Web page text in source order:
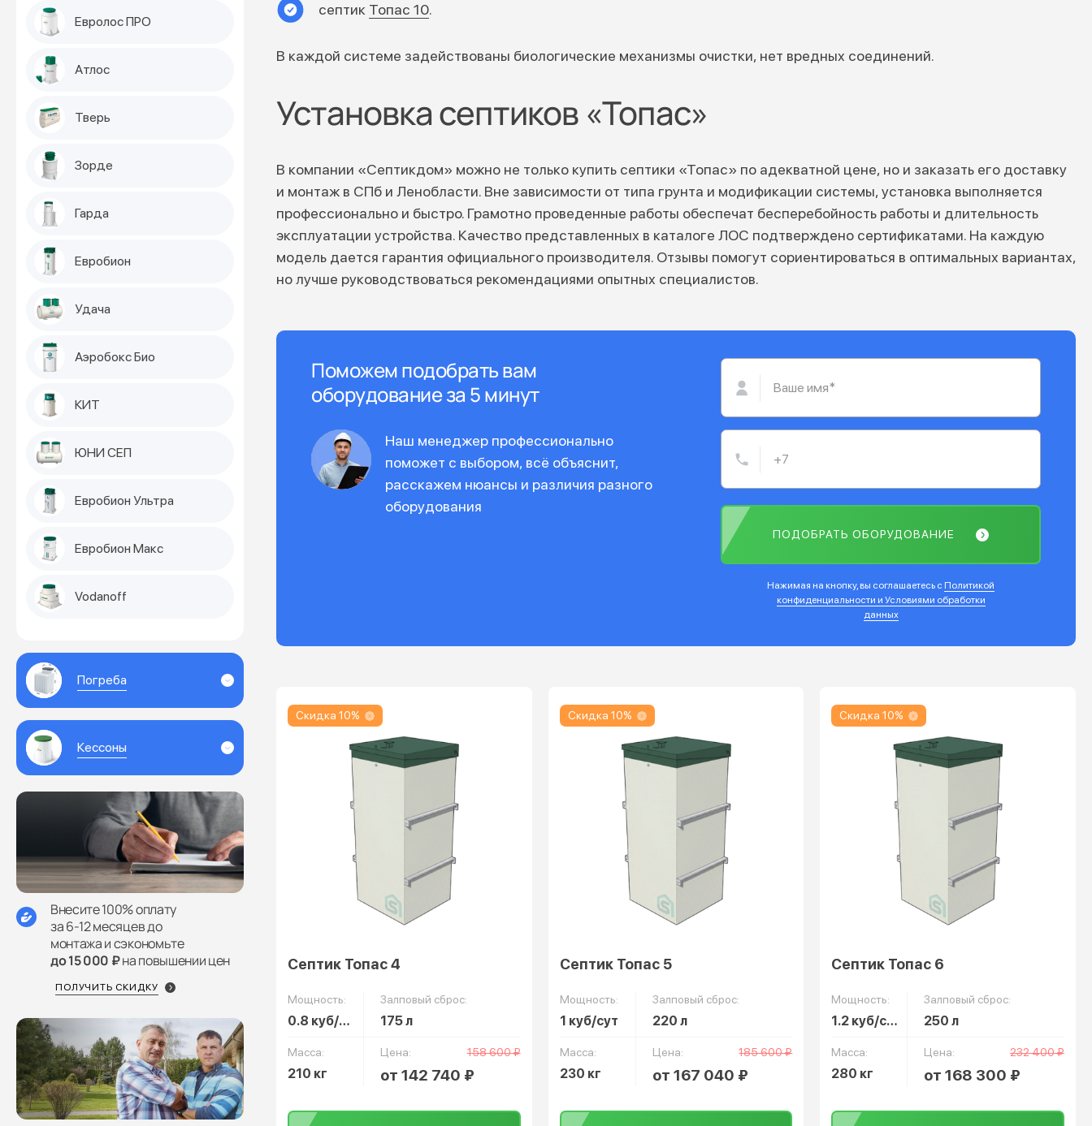
Евролос ПРО
Атлос
Тверь
Зорде
Гарда
Евробион
Удача
Аэробокс Био
КИТ
ЮНИ СЕП
Евробион Ультра
Евробион Макс
Vodanoff
Погреба
Кессоны
Внесите 100% оплату
за 6-12 месяцев до
монтажа и сэкономьте
до 15 000 ₽на повышении цен
ПОЛУЧИТЬ СКИДКУ
септик Топас 10.
В каждой системе задействованы биологические механизмы очистки, нет вредных соединений.
Установка септиков «Топас»
В компании «Септикдом» можно не только купить септики «Топас» по адекватной цене, но и заказать его доставку
и монтаж в СПб и Ленобласти. Вне зависимости от типа грунта и модификации системы, установка выполняется
профессионально и быстро. Грамотно проведенные работы обеспечат бесперебойность работы и длительность
эксплуатации устройства. Качество представленных в каталоге ЛОС подтверждено сертификатами. На каждую
модель дается гарантия официального производителя. Отзывы помогут сориентироваться в оптимальных вариантах,
но лучше руководствоваться рекомендациями опытных специалистов.
Поможем подобрать вам
оборудование за 5 минут
Наш менеджер профессионально
поможет с выбором, всё объяснит,
расскажем нюансы и различия разного
оборудования
ПОДОБРАТЬ ОБОРУДОВАНИЕ
Нажимая на кнопку, вы соглашаетесь с Политикой
конфиденциальности и Условиями обработки
данных
Скидка 10%
Септик Топас 4
Мощность:
0.8 куб/сут
Залповый сброс:
175 л
Масса:
210 кг
158 600 ₽
Цена:
от 142 740 ₽
Скидка 10%
Септик Топас 5
Мощность:
1 куб/сут
Залповый сброс:
220 л
Масса:
230 кг
185 600 ₽
Цена:
от 167 040 ₽
Скидка 10%
Септик Топас 6
Мощность:
1.2 куб/сут
Залповый сброс:
250 л
Масса:
280 кг
232 400 ₽
Цена:
от 168 300 ₽